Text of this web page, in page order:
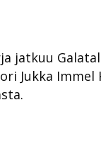
jatkuu
Jukka Immel